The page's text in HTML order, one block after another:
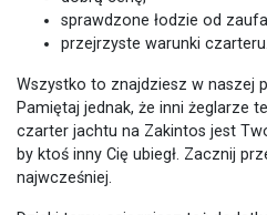
sprawdzone łodzie od
przejrzyste warunki czarteru.
Wszystko to znajdziesz w naszej
Pamiętaj jednak, że inni żeglarze
czarter jachtu na Zakintos jest
by ktoś inny Cię ubiegł. Zacznij
najwcześniej.